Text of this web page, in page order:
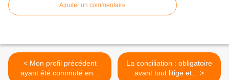
Ajouter un commentaire
< Mon profil précédent
ayant été commuté en...
La conciliation : obligatoire
avant tout litige et... >